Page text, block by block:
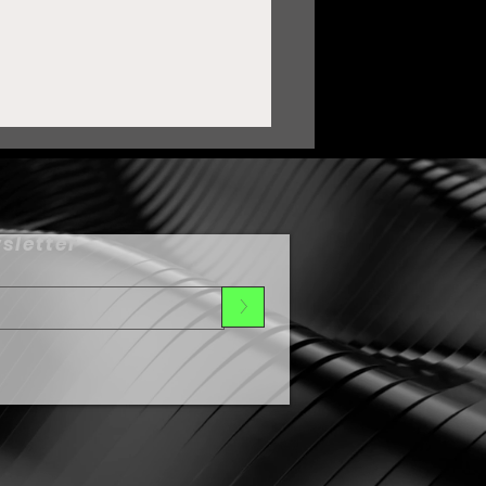
Zacatecas lazos
Cultural
al Festival de Día
Muertos 2026
>